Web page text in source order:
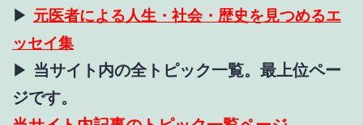
▶ 元医者による人生・社会・歴史を見つめるエ
ッセイ集
▶ 当サイト内の全トピック一覧。最上位ペー
ジです。